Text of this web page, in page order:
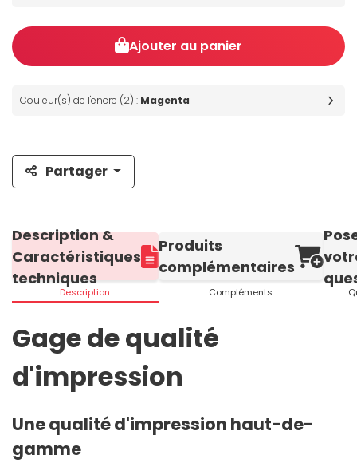
Ajouter au panier
Couleur(s) de l'encre (2) : Magenta
Partager
Description &
Caractéristiques
techniques
Description
Produits
complémentaires
Compléments
Gage de qualité
d'impression
Une qualité d'impression haut-de-
gamme